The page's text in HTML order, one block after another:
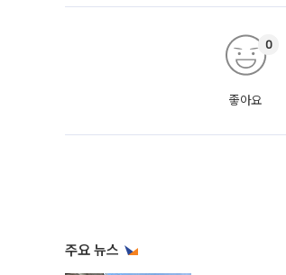
좋아요
0
주요 뉴스